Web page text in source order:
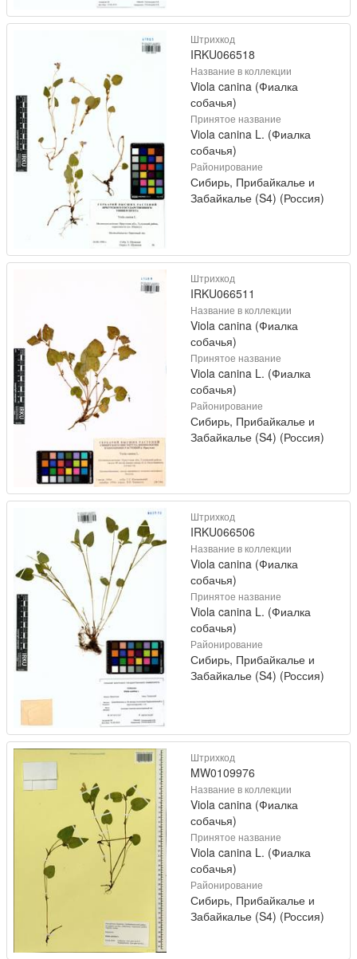
Штрихкод
IRKU066518
Название в коллекции
Viola canina (Фиалка
собачья)
Принятое название
Viola canina L. (Фиалка
собачья)
Районирование
Сибирь, Прибайкалье и
Забайкалье (S4) (Россия)
Штрихкод
IRKU066511
Название в коллекции
Viola canina (Фиалка
собачья)
Принятое название
Viola canina L. (Фиалка
собачья)
Районирование
Сибирь, Прибайкалье и
Забайкалье (S4) (Россия)
Штрихкод
IRKU066506
Название в коллекции
Viola canina (Фиалка
собачья)
Принятое название
Viola canina L. (Фиалка
собачья)
Районирование
Сибирь, Прибайкалье и
Забайкалье (S4) (Россия)
Штрихкод
MW0109976
Название в коллекции
Viola canina (Фиалка
собачья)
Принятое название
Viola canina L. (Фиалка
собачья)
Районирование
Сибирь, Прибайкалье и
Забайкалье (S4) (Россия)